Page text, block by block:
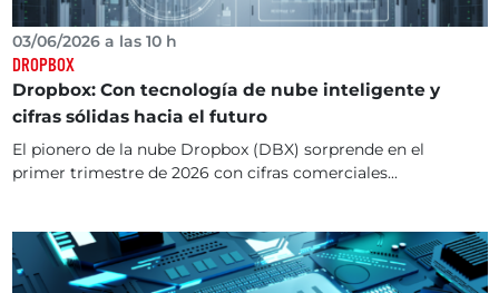
03/06/2026 a las 10 h
DROPBOX
Dropbox: Con tecnología de nube inteligente y
cifras sólidas hacia el futuro
El pionero de la nube Dropbox (DBX) sorprende en el
primer trimestre de 2026 con cifras comerciales...